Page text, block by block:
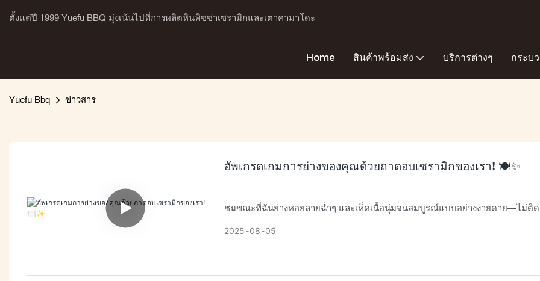
ตั้งแต่ปี 1999 Yuefu BBQ มุ่งเน้นไปที่การผลิตหินพิซซ่าเซรามิกและเตาคามาโดะ
Home สินค้าพร้อมส่ง บริการต่างๆ กระบ
Yuefu Bbq ข่าวสาร
อัพเกรดเกมการย่างของคุณด้วยถาดอบเซรามิกของเรา! 🍽️✨
ชมขณะที่ฉันย่างหอยลายฉ่ำๆ และเห็ดเนื้อนุ่มจนสมบูรณ์แบบอย่างง่ายดาย—ไม่ติด
เหมาะสำหรับอาหารทะเลและผักที่บอบบาง’ปลอดภัยสำหรับเตาอบ ทนต่อรอยขีดข่
2025 08 05